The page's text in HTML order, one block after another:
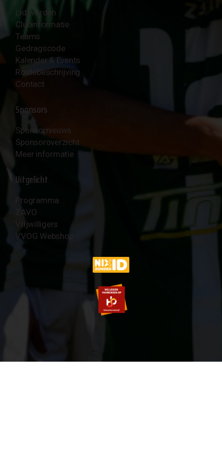
Lid worden
Clubinformatie
Teams
Gedragscode
Kalender & Events
Routebeschrijving
Contact
Sponsors
Sponsornieuws
Sponsoroverzicht
Meer informatie
Uitgelicht
Programma
ZAVO
Vrijwilligers
VVOG Webshop